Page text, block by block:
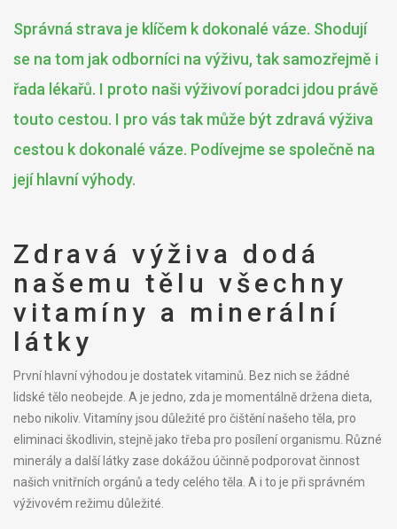
Správná strava je klíčem k dokonalé váze. Shodují
se na tom jak odborníci na výživu, tak samozřejmě i
řada lékařů. I proto naši výživoví poradci jdou právě
touto cestou. I pro vás tak může být zdravá výživa
cestou k dokonalé váze. Podívejme se společně na
její hlavní výhody.
Zdravá výživa dodá
našemu tělu všechny
vitamíny a minerální
látky
První hlavní výhodou je dostatek vitaminů. Bez nich se žádné
lidské tělo neobejde. A je jedno, zda je momentálně držena dieta,
nebo nikoliv. Vitamíny jsou důležité pro čištění našeho těla, pro
eliminaci škodlivin, stejně jako třeba pro posílení organismu. Různé
minerály a další látky zase dokážou účinně podporovat činnost
našich vnitřních orgánů a tedy celého těla. A i to je při správném
výživovém režimu důležité.